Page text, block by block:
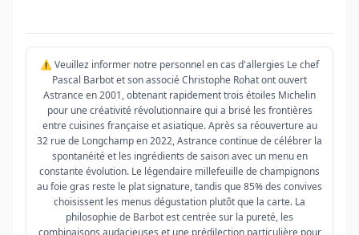
⚠️ Veuillez informer notre personnel en cas d'allergies Le chef
Pascal Barbot et son associé Christophe Rohat ont ouvert
Astrance en 2001, obtenant rapidement trois étoiles Michelin
pour une créativité révolutionnaire qui a brisé les frontières
entre cuisines française et asiatique. Après sa réouverture au
32 rue de Longchamp en 2022, Astrance continue de célébrer la
spontanéité et les ingrédients de saison avec un menu en
constante évolution. Le légendaire millefeuille de champignons
au foie gras reste le plat signature, tandis que 85% des convives
choisissent les menus dégustation plutôt que la carte. La
philosophie de Barbot est centrée sur la pureté, les